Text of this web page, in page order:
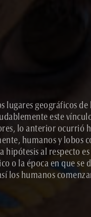
lugares geográficos
este
lo anterior ocurrió
humanos y lobos
al respecto
o la época en que se
los humanos